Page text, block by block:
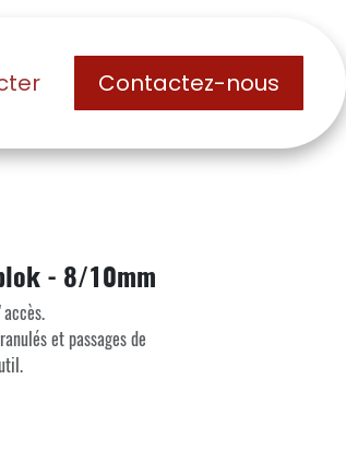
Contactez-nous
- 8/10mm
et passages de